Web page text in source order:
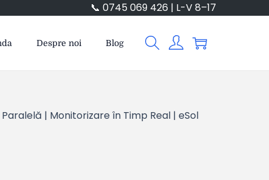
📞 0745 069 426 | L-V 8–17
Despre noi Blog
| Monitorizare în Timp Real | eSol